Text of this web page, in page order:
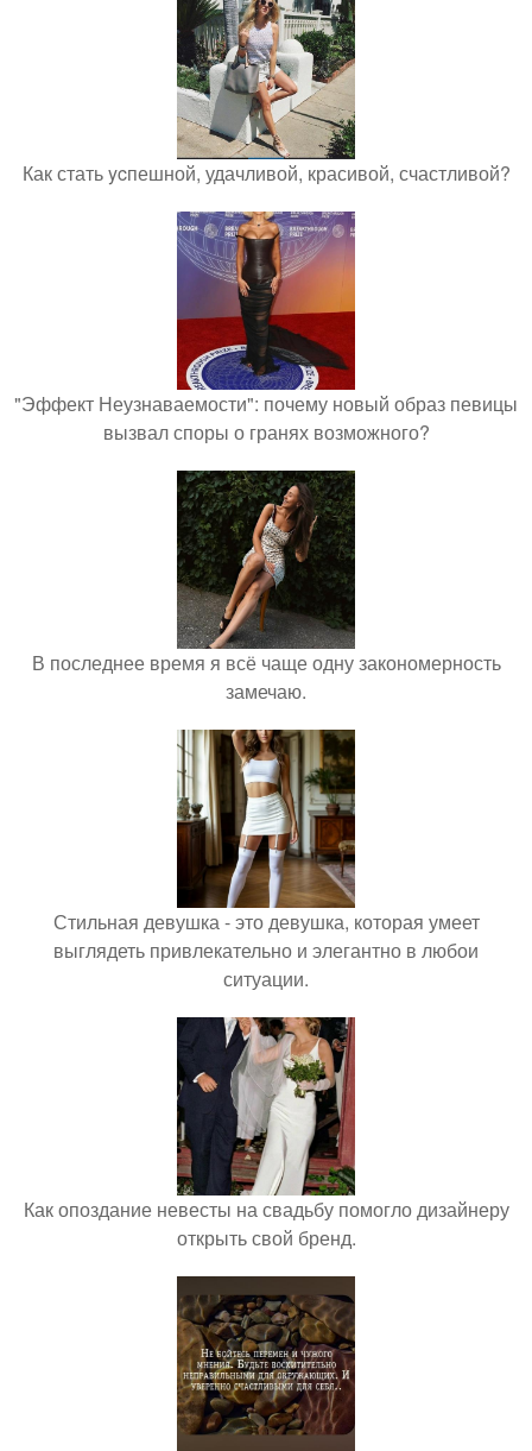
Как стать ycпешной, удачливой, красивой, счастливой?
"Эффект Неузнаваемости": почему новый образ певицы
вызвал споры о гранях возможного?
В последнее время я всё чаще одну закономерность
замечаю.
Стильная девушка - это девушка, которая умеет
выглядеть привлекательно и элегантно в любои
ситуации.
Как опоздание невесты на свадьбу помогло дизайнеру
открыть свой бренд.